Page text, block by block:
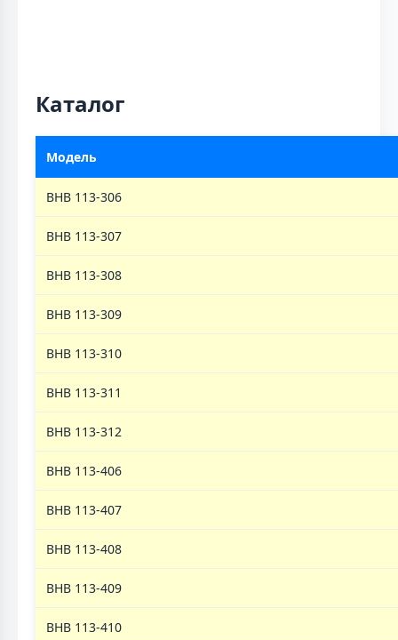
Каталог
Модель
ВНВ 113-306
ВНВ 113-307
ВНВ 113-308
ВНВ 113-309
ВНВ 113-310
ВНВ 113-311
ВНВ 113-312
ВНВ 113-406
ВНВ 113-407
ВНВ 113-408
ВНВ 113-409
ВНВ 113-410